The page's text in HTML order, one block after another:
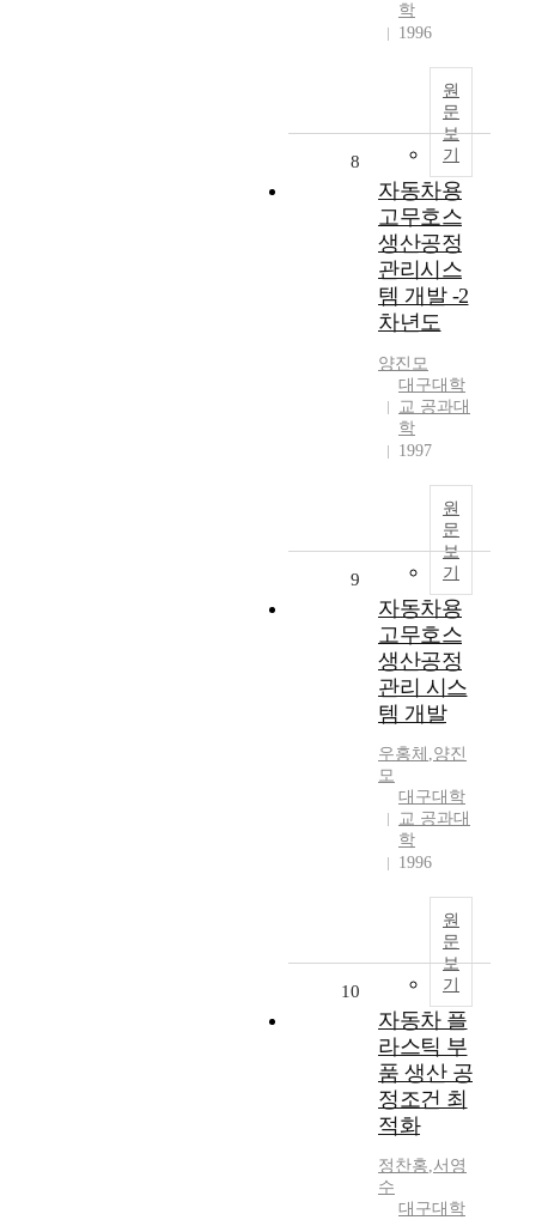
학
1996
원
문
보
기
8
자동차용
고무호스
생산공정
관리시스
템 개발 -2
차년도
양진모
대구대학
교 공과대
학
1997
원
문
보
기
9
자동차용
고무호스
생산공정
관리 시스
템 개발
우홍체 ,양진
모
대구대학
교 공과대
학
1996
원
문
보
기
10
자동차 플
라스틱 부
품 생산 공
정조건 최
적화
정찬홍,서영
수
대구대학